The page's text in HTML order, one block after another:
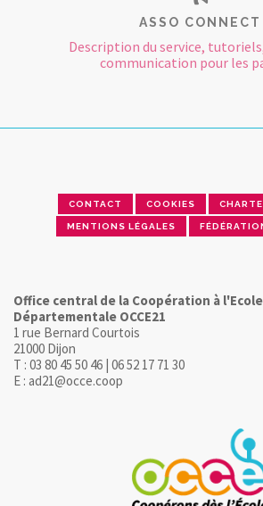
ASSO CONNECT
Description du service,
communication pour les
CONTACT COOKIES
MENTIONS LÉGALES
Office central de la Coopération à
Départementale OCCE21
1 rue Bernard Courtois
21000 Dijon
T : 03 80 45 50 46 | 06 52 17 71 30
E : ad21@occe.coop